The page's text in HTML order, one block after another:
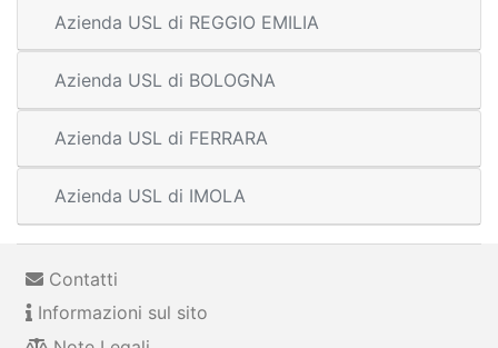
Azienda USL di REGGIO EMILIA
Azienda USL di BOLOGNA
Azienda USL di FERRARA
Azienda USL di IMOLA
Contatti
Informazioni sul sito